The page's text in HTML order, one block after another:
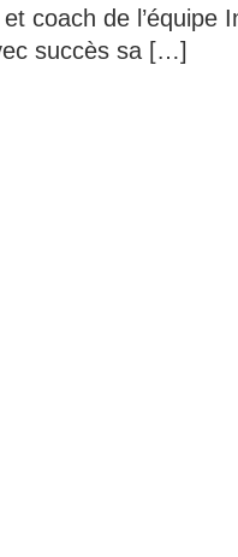
coach de l’équipe
succès sa […]